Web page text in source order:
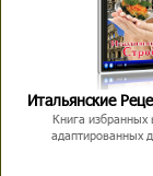
Итальянские
Книга избранных
адаптированных